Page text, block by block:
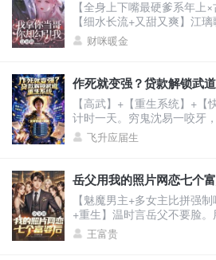
【全身上下嘴最硬爹系年上
【细水长流+又甜又爽】江
的恶毒前女友，死得很惨的
级豪门继承人，遭仇家暗算
日，季家人携他青梅竹马的
女主赶来。记忆虽未恢复，
出一声缱绻的：“浅浅......”
杀。江
财咪暖金
作死就变强？贷款解锁武
【高武】+【重生系统】+
计时一天。穷鬼沈易一咬牙
活系统。系统奖励：止疼片
秒，他被同学富二代撞飞。
沈易心中狂喜：“死一次，顶
校，他站上百米高楼，纵身
涨！嗑药暴毙，解锁特殊词
间。沈易两眼放
飞升应届生
岳父用我的照片网恋七个
【魅魔男主+多女主比拼强
+重生】温时言岳父不要脸
气的大富婆，连累温时言被
重活一世，温时言立誓保护
王富贵